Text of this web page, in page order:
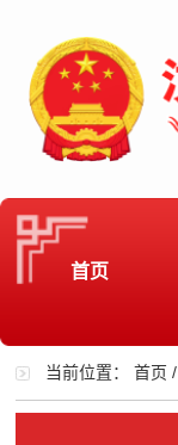
首页
当前位置：首页